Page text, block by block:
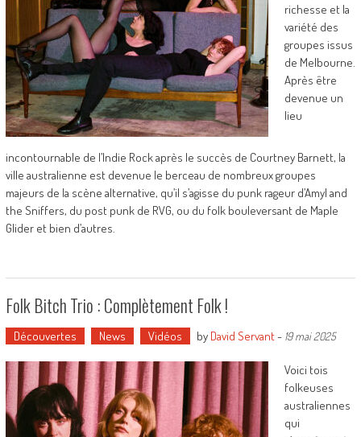
richesse et la
variété des
groupes issus
de Melbourne.
Après être
devenue un
lieu
incontournable de l’Indie Rock après le succès de Courtney Barnett, la
ville australienne est devenue le berceau de nombreux groupes
majeurs de la scène alternative, qu’il s’agisse du punk rageur d’Amyl and
the Sniffers, du post punk de RVG, ou du folk bouleversant de Maple
Glider et bien d’autres.
Folk Bitch Trio : Complètement Folk !
Découvertes News Vidéos by David Servant- 19 mai 2025
Voici tois
folkeuses
australiennes
qui